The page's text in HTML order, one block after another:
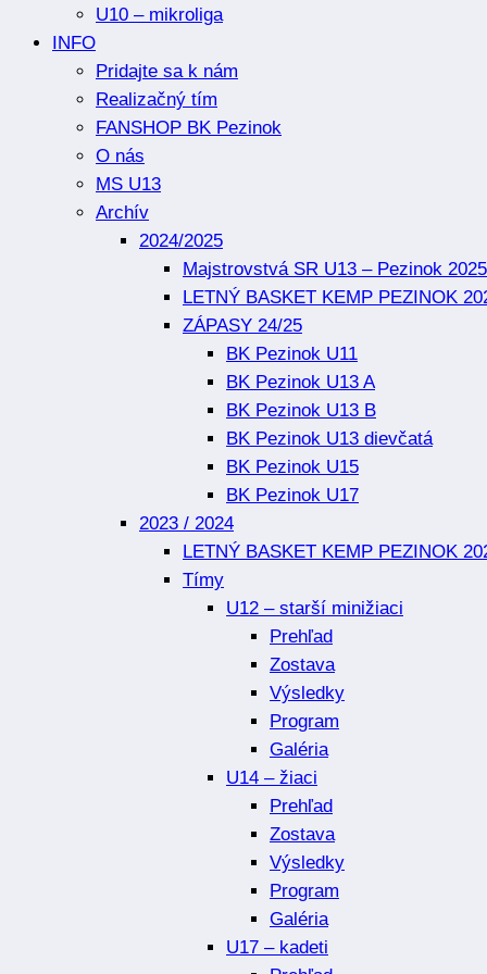
U10 – mikroliga
INFO
Pridajte sa k nám
Realizačný tím
FANSHOP BK Pezinok
O nás
MS U13
Archív
2024/2025
Majstrovstvá SR U13 – Pezinok 2025
LETNÝ BASKET KEMP PEZINOK
ZÁPASY 24/25
BK Pezinok U11
BK Pezinok U13 A
BK Pezinok U13 B
BK Pezinok U13 dievčatá
BK Pezinok U15
BK Pezinok U17
2023 / 2024
LETNÝ BASKET KEMP PEZINOK
Tímy
U12 – starší minižiaci
Prehľad
Zostava
Výsledky
Program
Galéria
U14 – žiaci
Prehľad
Zostava
Výsledky
Program
Galéria
U17 – kadeti